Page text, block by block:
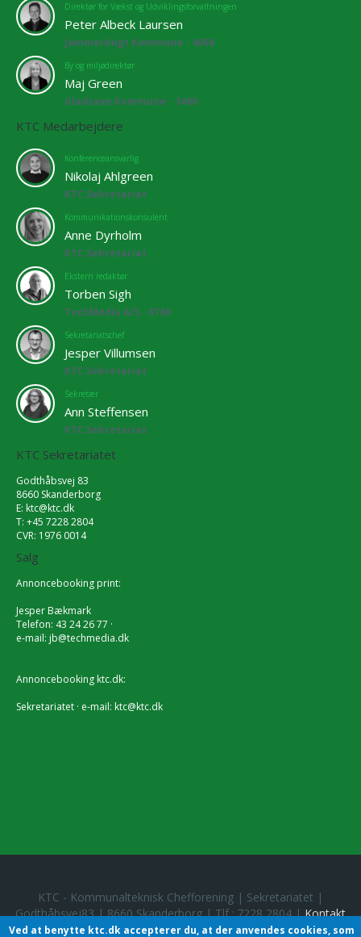
Direktør for Vækst og Udviklingsforvaltningen
Peter Albeck Laursen
Jammerbugt Kommune - 4068
By og miljødirektør
Maj Green
Gladsaxe Kommune - 3460
KTC Medarbejdere
Konferenceansvarlig
Nikolaj Ahlgreen
KTC Sekretariat
Kommunikationskonsulent
Anne Dyrholm
KTC Sekretariat
Ekstern redaktør
Torben Sigh
TechMedia A/S - 6769
Sekretariatschef
Jesper Villumsen
KTC Sekretariat
Sekretær
Ann Steffensen
KTC Sekretariat
KTC Sekretariatet
Godthåbsvej 83
8660 Skanderborg
E: ktc@ktc.dk
T: +45 7228 2804
CVR: 1976 0014
Salg
Annoncebooking print:
Jesper Bækmark
Telefon: 43 24 26 77 ·
e-mail: jb@techmedia.dk
Annoncebooking ktc.dk:
Sekretariatet · e-mail: ktc@ktc.dk
KTC - Kommunalteknisk Chefforening | Sekretariatet |
Godthåbsvej83 | 8660 Skanderborg | Tlf.: 7228 2804 |Kontakt
Ved at benytte ktc.dk accepterer du, at der anvendes cookies, som